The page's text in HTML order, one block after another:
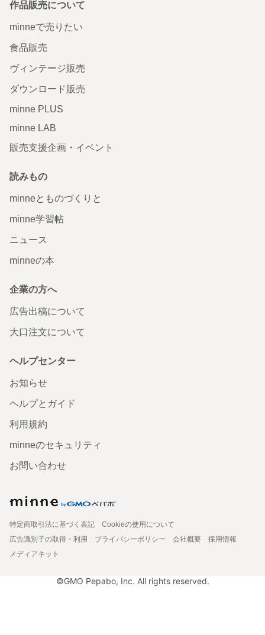
作品販売について
minneで売りたい
食品販売
ヴィンテージ販売
ダウンロード販売
minne PLUS
minne LAB
販売支援企画・イベント
読みもの
minneとものづくりと
minne学習帖
ニュース
minneの本
企業の方へ
広告出稿について
大口注文について
ヘルプセンター
お知らせ
ヘルプとガイド
利用規約
minneのセキュリティ
お問い合わせ
特定商取引法に基づく表記
Cookieの使用について
広告識別子の取得・利用
プライバシーポリシー 会社概要
採用情報
メディアキット
©GMO Pepabo, Inc. All rights reserved.